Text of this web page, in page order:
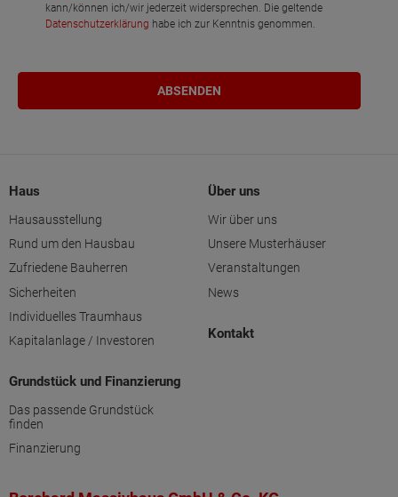
kann/können ich/wir jederzeit widersprechen. Die geltende
Datenschutzerklärung habe ich zur Kenntnis genommen.
Haus
Hausausstellung
Rund um den Hausbau
Zufriedene Bauherren
Sicherheiten
Individuelles Traumhaus
Kapitalanlage / Investoren
Grundstück und Finanzierung
Das passende Grundstück
finden
Finanzierung
Über uns
Wir über uns
Unsere Musterhäuser
Veranstaltungen
News
Kontakt